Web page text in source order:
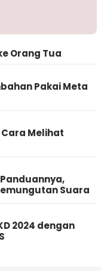
Orang Tua
Pakai Meta
Cara Melihat
Suara
2024 dengan